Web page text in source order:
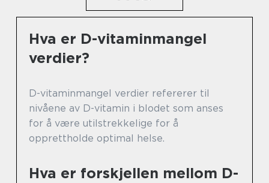
Hva er D-vitaminmangel
verdier?
D-vitaminmangel verdier refererer til
nivåene av D-vitamin i blodet som anses
for å være utilstrekkelige for å
opprettholde optimal helse.
Hva er forskjellen mellom D-